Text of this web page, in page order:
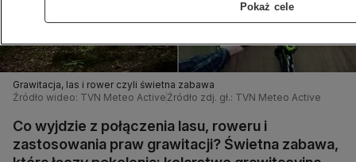
Grawitacja, las i rower czyli świetna zabawa
Źródło wideo: TVN Meteo Active Źródło zdj. gł.: TVN Meteo Active
Co wyjdzie z połączenia lasu, roweru i
zastosowania praw grawitacji? Świetna zabawa,
Pokaż cele